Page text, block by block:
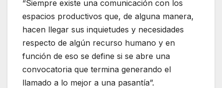
“Siempre existe una comunicación con los
espacios productivos que, de alguna manera,
hacen llegar sus inquietudes y necesidades
respecto de algún recurso humano y en
función de eso se define si se abre una
convocatoria que termina generando el
llamado a lo mejor a una pasantía”.